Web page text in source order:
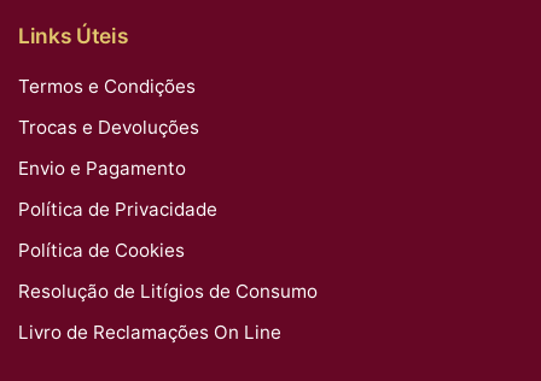
Links Úteis
Termos e Condições
Trocas e Devoluções
Envio e Pagamento
Política de Privacidade
Política de Cookies
Resolução de Litígios de Consumo
Livro de Reclamações On Line